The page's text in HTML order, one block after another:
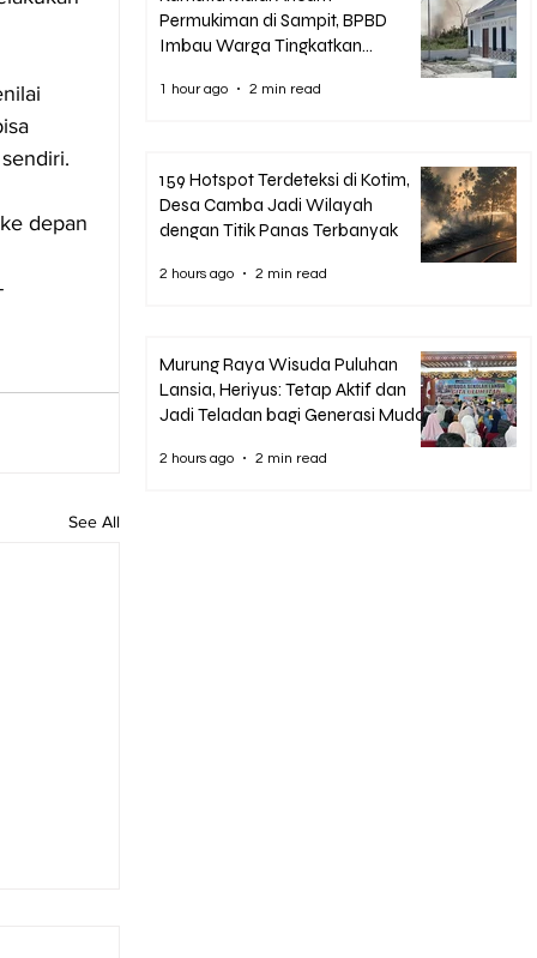
depan
See All
Permukiman di Sampit, BPBD
Imbau Warga Tingkatkan
1 hour ago 2 min read
159 Hotspot Terdeteksi di Kotim,
Desa Camba Jadi Wilayah
dengan Titik Panas Terbanyak
2 hours ago 2 min read
Murung Raya Wisuda Puluhan
Lansia, Heriyus: Tetap Aktif dan
Jadi Teladan bagi Generasi Muda
2 hours ago 2 min read